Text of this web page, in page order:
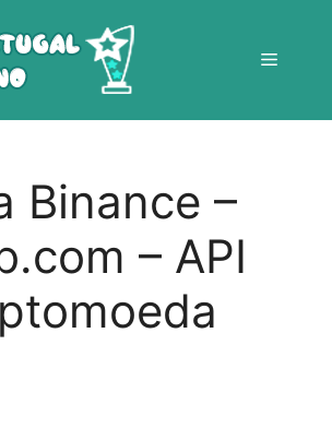
Menu
Binance –
– API